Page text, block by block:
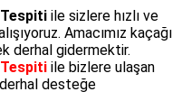
ile sizlere hızlı ve
Amacımız kaçağı
derhal gidermektir.
ile bizlere ulaşan
desteğe